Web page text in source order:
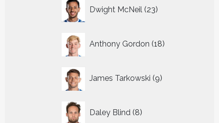
Dwight McNeil 23
producten
Anthony Gordon 18
producten
James Tarkowski 9
producten
Daley Blind 8
producten